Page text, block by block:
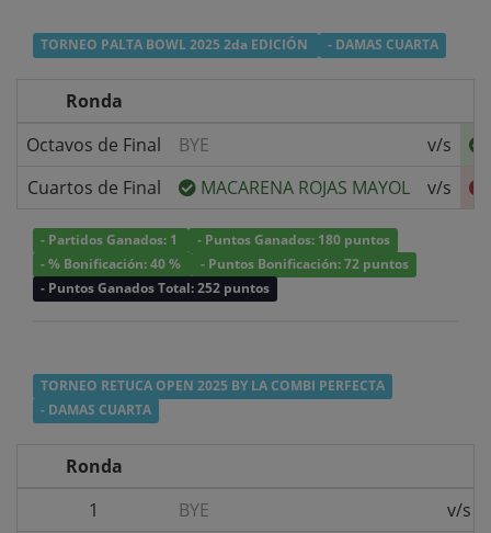
TORNEO PALTA BOWL 2025 2da EDICIÓN - DAMAS CUARTA
Ronda
Octavos de Final
BYE
v/s
Cuartos de Final
MACARENA ROJAS MAYOL v/s
- Partidos Ganados: 1
- Puntos Ganados: 180 puntos
- % Bonificación: 40 %
- Puntos Bonificación: 72 puntos
- Puntos Ganados Total: 252 puntos
TORNEO RETUCA OPEN 2025 BY LA COMBI PERFECTA
- DAMAS CUARTA
Ronda
1
BYE
v/s